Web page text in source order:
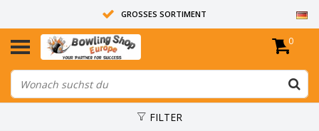
GROSSES SORTIMENT
14 TAGE RÜCKGABERECHT
ALLE BOWLINGKUGELN SIND UNGEBOHRT
0
FILTER